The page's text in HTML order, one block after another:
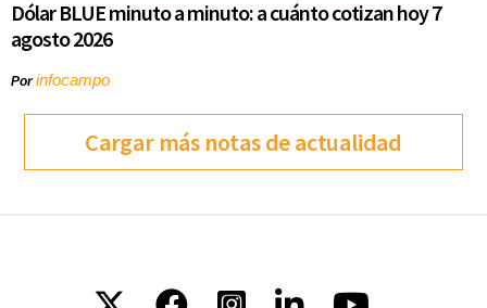
Dólar BLUE minuto a minuto: a cuánto cotizan hoy 7
agosto 2026
Porinfocampo
Cargar más notas de actualidad